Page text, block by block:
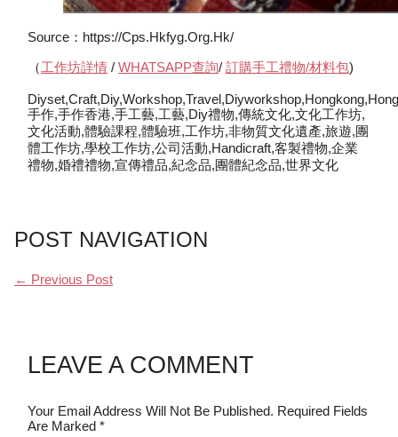
Source：https://cps.hkfyg.org.hk/
（工作坊詳情 /WHATSAPP查詢/訂購手工禮物/材料包)
手作,手作香港,手工藝,工藝,diy禮物,傳統文化,文化工作坊,
文化活動,體驗課程,體驗班,工作坊,非物質文化遺產,旅遊,團
體工作坊,學校工作坊,公司活動,handicraft,客製禮物,企業
禮物,婚禮禮物,宣傳禮品,紀念品,團體紀念品,世界文化
POST NAVIGATION
← Previous Post
LEAVE A COMMENT
Your Email Address Will Not Be Published. Required Fields
Are Marked*